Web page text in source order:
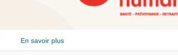
En savoir plus